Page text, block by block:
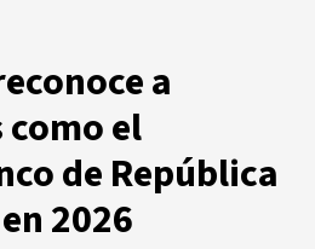
a
el
de República
2026